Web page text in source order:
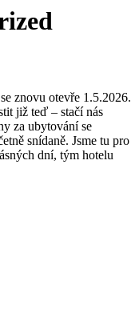
znovu otevře 1.5.2026.
již teď – stačí nás
za ubytování se
snídaně. Jsme tu pro
dní, tým hotelu